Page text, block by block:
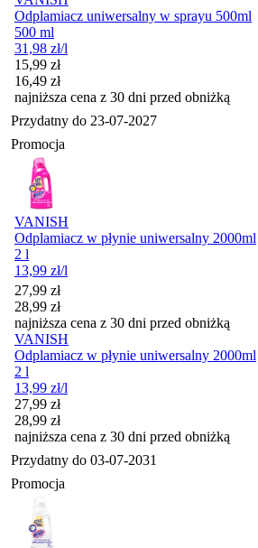
Odplamiacz uniwersalny w sprayu 500ml
500 ml
31,98 zł/l
Cena promocyjna
15,99 zł
16,49 zł
najniższa cena z 30 dni przed obniżką
Przydatny do 23-07-2027
Promocja
VANISH
Odplamiacz w płynie uniwersalny 2000ml
2 l
13,99 zł/l
Cena promocyjna
27,99 zł
28,99 zł
najniższa cena z 30 dni przed obniżką
VANISH
Odplamiacz w płynie uniwersalny 2000ml
2 l
13,99 zł/l
Cena promocyjna
27,99 zł
28,99 zł
najniższa cena z 30 dni przed obniżką
Przydatny do 03-07-2031
Promocja